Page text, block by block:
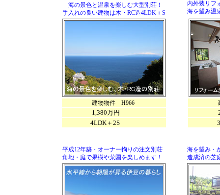
海の景色と温泉を楽しむ大型別荘！
手入れの良い建物は木・RC造4LDK＋S
建物物件 H966
1,380万円
4LDK＋2S
内外装リフ
海を望み温
建物
平成12年築・オーナー拘りの注文別荘
角地・庭で果樹や菜園を楽しめます！
海を望み・
造成済の芝